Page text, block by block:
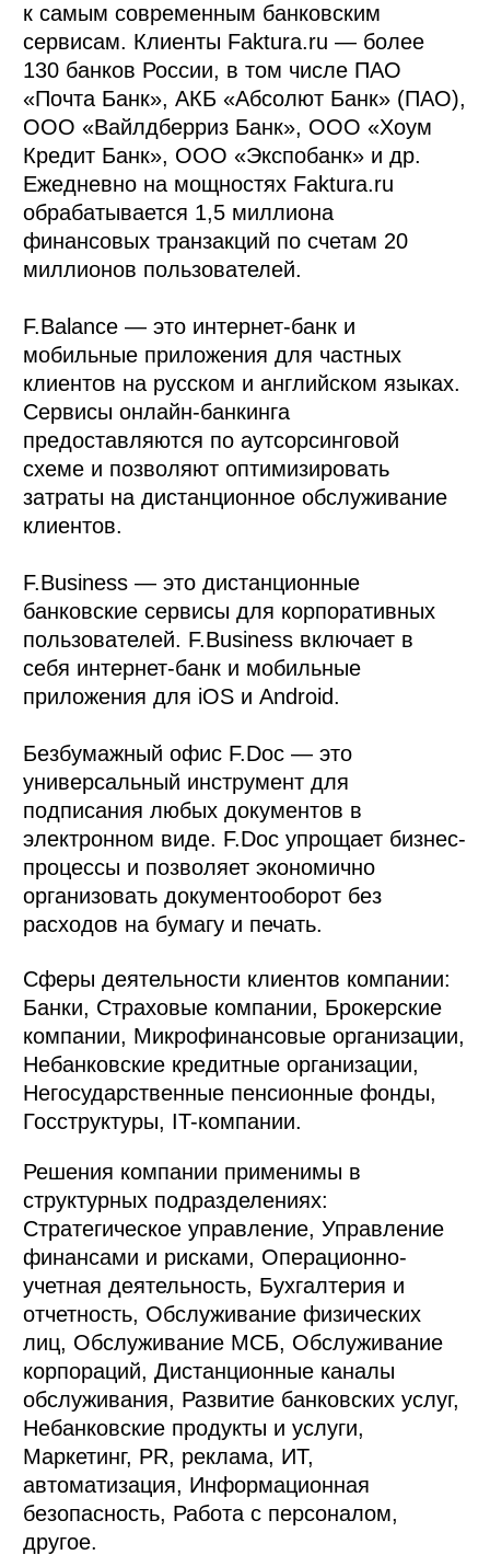
к самым современным банковским
сервисам. Клиенты Faktura.ru — более
130 банков России, в том числе ПАО
«Почта Банк», АКБ «Абсолют Банк» (ПАО),
ООО «Вайлдберриз Банк», ООО «Хоум
Кредит Банк», ООО «Экспобанк» и др.
Ежедневно на мощностях Faktura.ru
обрабатывается 1,5 миллиона
финансовых транзакций по счетам 20
миллионов пользователей.
F.Balance — это интернет-банк и
мобильные ​приложения для частных
клиентов на русском и английском языках.
Сервисы онлайн-банкинга
предоставляются по аутсорсинговой
схеме и позволяют оптимизировать
затраты на дистанционное обслуживание
клиентов.
F.Business — это дистанционные
банковские сервисы для корпоративных
пользователей. F.Business включает в
себя интернет-банк и мобильные
приложения для iOS и Android.
Безбумажный офис F.Doc — это
универсальный инструмент для
подписания любых документов в
электронном виде. F.Doc упрощает бизнес-
процессы и позволяет экономично
организовать документооборот без
расходов на бумагу и печать.
Сферы деятельности клиентов компании:
Банки, Страховые компании, Брокерские
компании, Микрофинансовые организации,
Небанковские кредитные организации,
Негосударственные пенсионные фонды,
Госструктуры, IT-компании.
Решения компании применимы в
структурных подразделениях:
Стратегическое управление, Управление
финансами и рисками, Операционно-
учетная деятельность, Бухгалтерия и
отчетность, Обслуживание физических
лиц, Обслуживание МСБ, Обслуживание
корпораций, Дистанционные каналы
обслуживания, Развитие банковских услуг,
Небанковские продукты и услуги,
Маркетинг, PR, реклама, ИТ,
автоматизация, Информационная
безопасность, Работа с персоналом,
другое.